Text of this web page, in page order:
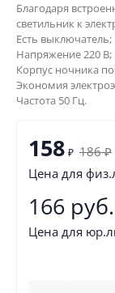
Благодаря
светильник к
Есть выключатель;
Напряжение 220 В;
Корпус ночника
Экономия
Частота 50 Гц.
158 ₽ 186 ₽
Цена для
166 руб.
Цена для